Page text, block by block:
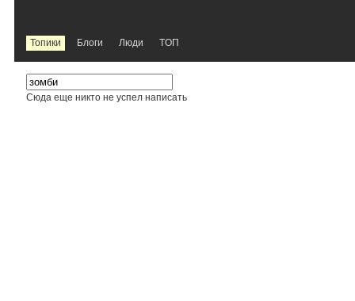
Топики Блоги Люди TOП
Сюда еще никто не успел написать